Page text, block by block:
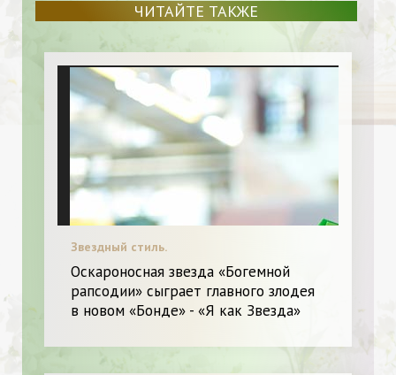
ЧИТАЙТЕ ТАКЖЕ
Звездный стиль.
Оскароносная звезда «Богемной
рапсодии» сыграет главного злодея
в новом «Бонде» - «Я как Звезда»